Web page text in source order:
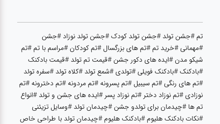
سرویس های
چینی تقدس
تم #جشن تولد #جشن تولد کودک #جشن تولد نوزاد #جشن
#مهمانی #خرید تم #تم های بزرگسال #تم کودکان #مراسم با تم #تم
شیکو مدن #ایده های دکور جشن #قیمت تم تولد #قیمت بادکنک
#بادکنک #بادکنک فویلی #تولدی #شمع تولد #کلاه تولد #سفره تولد
#تم های رنگی #تم سیبیل #تم پسرونه #تم مردونه #تم دخترونه #تم
نوزادی #تم نوزاد دختر #تم نوزاد پسر #ایده های جشن و تولد #انواع
تم ها #چیدمان برای تولدو جشن #چیدمان تولد #وسایل تزیئنی
#نکات بادکنک هلیوم #بادکنک هلیوم #چیدمان تولد با طراحی خاص